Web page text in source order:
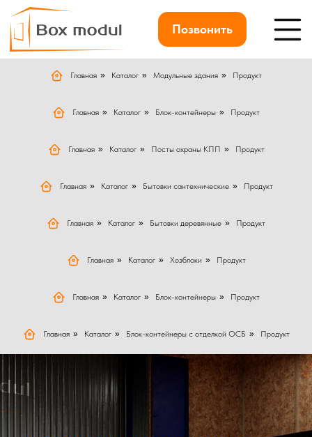
Позвонить
Главная » Каталог » Модульные здания » Продукт
Главная » Каталог » Блок-контейнеры » Продукт
Главная » Каталог » Посты охраны КПП » Продукт
Главная » Каталог » Бытовки сантехнические » Продукт
Главная » Каталог » Бытовки деревянные » Продукт
Главная » Каталог » Хозблоки » Продукт
Главная » Каталог » Блок-контейнеры » Продукт
Главная » Каталог » Блок-контейнеры с отделкой ОСБ » Продукт